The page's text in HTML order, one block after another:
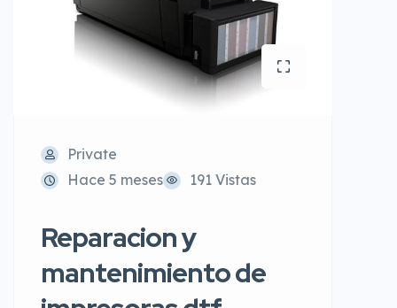
Private
Hace 5 meses
191 Vistas
Reparacion y
mantenimiento de